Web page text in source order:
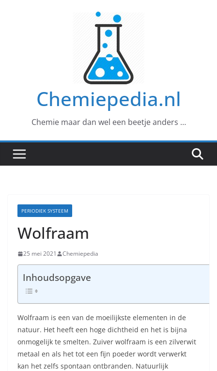
Chemiepedia.nl
Chemie maar dan wel een beetje anders …
PERIODIEK SYSTEEM
Wolfraam
25 mei 2021 Chemiepedia
Inhoudsopgave
Wolfraam is een van de moeilijkste elementen in de
natuur. Het heeft een hoge dichtheid en het is bijna
onmogelijk te smelten. Zuiver wolfraam is een zilverwit
metaal en als het tot een fijn poeder wordt verwerkt
kan het zelfs spontaan ontbranden. Natuurlijk